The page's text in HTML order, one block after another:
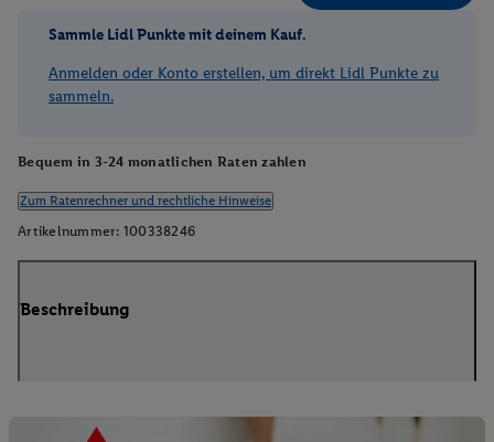
Sammle Lidl Punkte mit deinem Kauf.
Anmelden oder Konto erstellen, um direkt Lidl Punkte zu
sammeln.
Bequem in 3-24 monatlichen Raten zahlen
Zum Ratenrechner und rechtliche Hinweise
Artikelnummer: 100338246
Beschreibung